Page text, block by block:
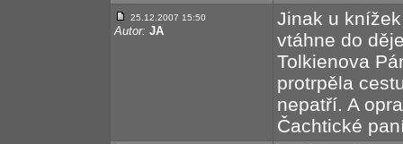
25.12.2007 15:50
Autor: JA
Jinak u
vtáhne do
Tolkienova
protrpěla
nepatří. A
Čachtické